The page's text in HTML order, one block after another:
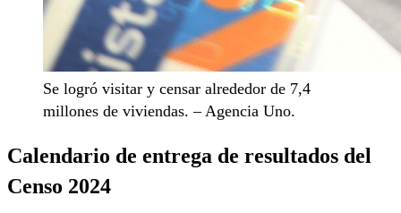
Se logró visitar y censar alrededor de 7,4
millones de viviendas. – Agencia Uno.
Calendario de entrega de resultados del
Censo 2024